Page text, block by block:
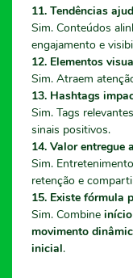
11. Tendências
Sim. Conteúdos
engajamento e
12. Elementos
Sim. Atraem
13. Hashtags
Sim. Tags
sinais positivos.
14. Valor entregue
Sim.
retenção e
15. Existe fórmula
Sim. Combine
movimento
inicial.